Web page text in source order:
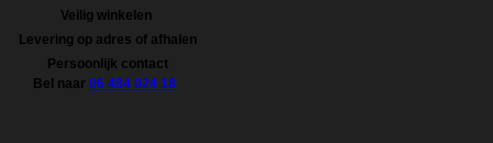
Veilig winkelen
Levering op adres of afhalen
Persoonlijk contact
Bel naar 06 484 024 18